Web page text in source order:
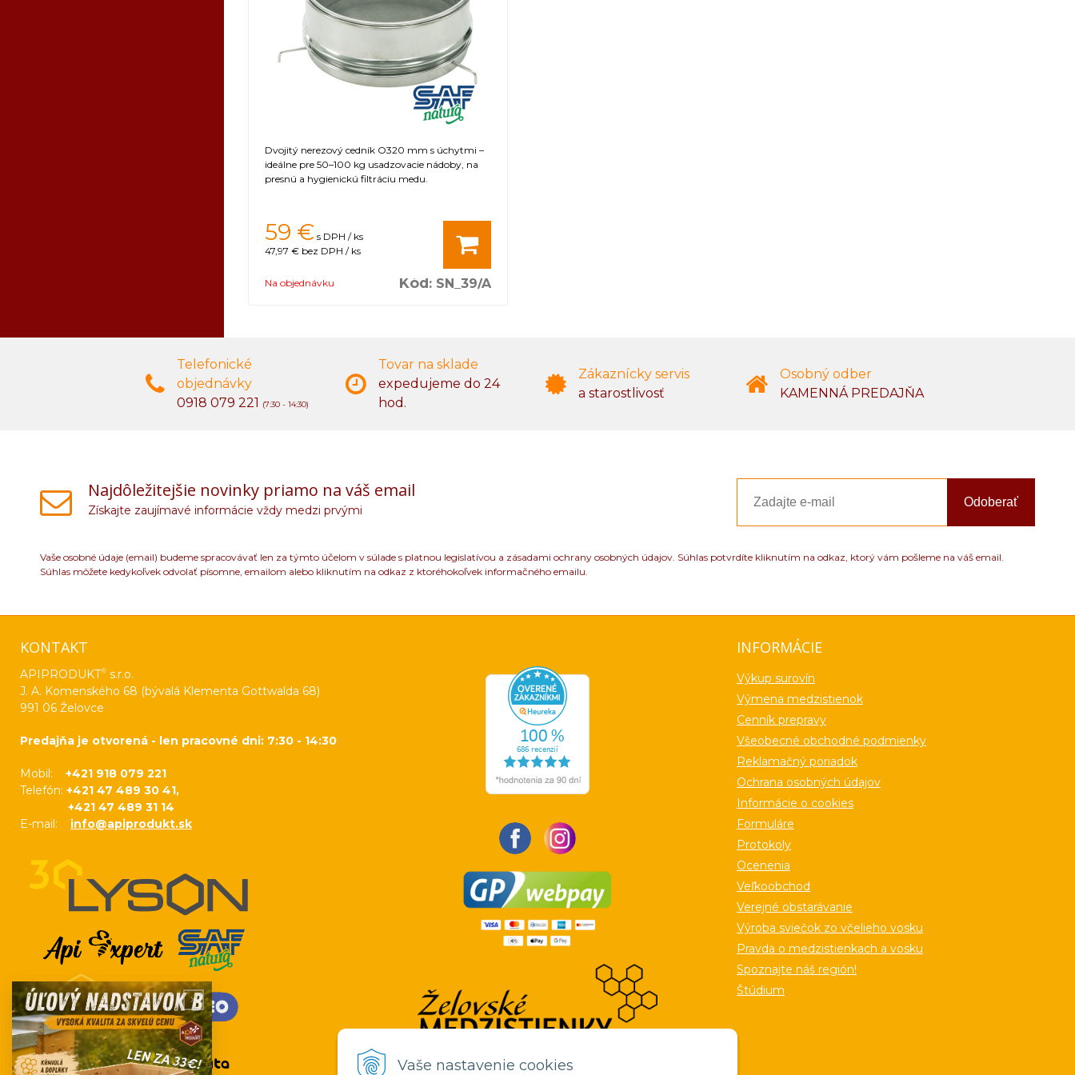
Vaše nastavenie cookies
Spôsob balenia
Záruka
Dvojitý nerezový cedník O320 mm s úchytmi –
ideálne pre 50–100 kg usadzovacie nádoby, na
presnú a hygienickú filtráciu medu.
59 € s DPH / ks
47,97 € bez DPH / ks
Na objednávku Kód: SN_39/A
Telefonické
objednávky
0918 079 221
(7:30 - 14:30)
Tovar na sklade
expedujeme do 24
hod.
Zákaznícky servis
a starostlivosť
Osobný odber
KAMENNÁ PREDAJŇA
Najdôležitejšie novinky priamo na váš email
Získajte zaujímavé informácie vždy medzi prvými
Odoberať
Vaše osobné údaje (email) budeme spracovávať len za týmto účelom v súlade s platnou legislatívou a zásadami ochrany osobných údajov. Súhlas potvrdíte kliknutím na odkaz, ktorý vám pošleme na váš email.
Súhlas môžete kedykoľvek odvolať písomne, emailom alebo kliknutím na odkaz z ktoréhokoľvek informačného emailu.
KONTAKT
APIPRODUKT® s.r.o.
J. A. Komenského 68 (bývalá Klementa Gottwalda 68)
991 06 Želovce
Predajňa je otvorená - len pracovné dni: 7:30 - 14:30
Mobil: +421 918 079 221
Telefón: +421 47 489 30 41,
+421 47 489 31 14
E-mail: info@apiprodukt.sk
INFORMÁCIE
Výkup surovín
Výmena medzistienok
Cenník prepravy
Všeobecné obchodné podmienky
Reklamačný poriadok
Ochrana osobných údajov
Informácie o cookies
Formuláre
Protokoly
Ocenenia
Veľkoobchod
Verejné obstarávanie
Výroba sviečok zo včelieho vosku
Pravda o medzistienkach a vosku
Spoznajte náš región!
Štúdium